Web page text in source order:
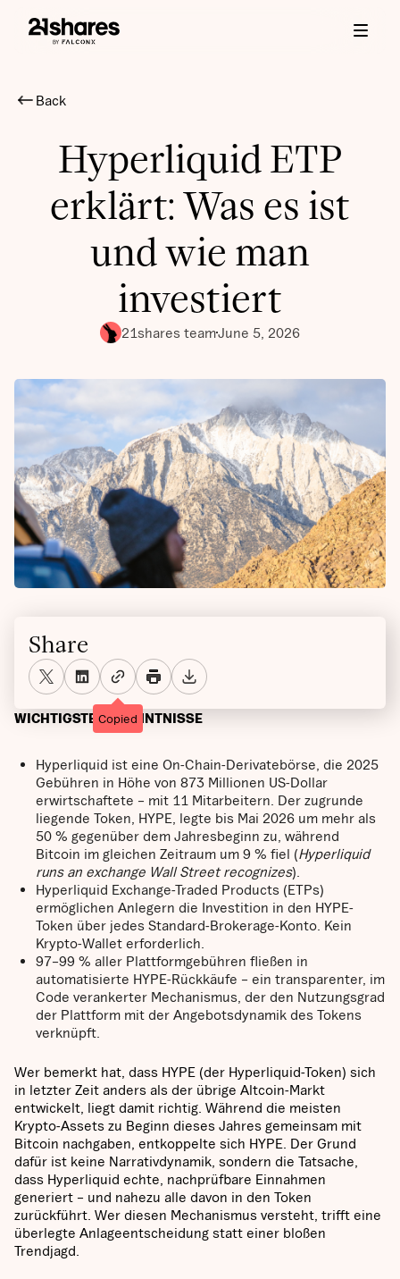
Back
Hyperliquid ETP
erklärt: Was es ist
und wie man
investiert
21shares teamJune 5, 2026
WICHTIGSTE ERKENNTNISSE
Hyperliquid ist eine On-Chain-Derivatebörse, die 2025
Gebühren in Höhe von 873 Millionen US-Dollar
erwirtschaftete – mit 11 Mitarbeitern. Der zugrunde
liegende Token, HYPE, legte bis Mai 2026 um mehr als
50 % gegenüber dem Jahresbeginn zu, während
Bitcoin im gleichen Zeitraum um 9 % fiel (Hyperliquid
runs an exchange Wall Street recognizes).
Hyperliquid Exchange-Traded Products (ETPs)
ermöglichen Anlegern die Investition in den HYPE-
Token über jedes Standard-Brokerage-Konto. Kein
Krypto-Wallet erforderlich.
97–99 % aller Plattformgebühren fließen in
automatisierte HYPE-Rückkäufe – ein transparenter, im
Code verankerter Mechanismus, der den Nutzungsgrad
der Plattform mit der Angebotsdynamik des Tokens
verknüpft.
Wer bemerkt hat, dass HYPE (der Hyperliquid-Token) sich
in letzter Zeit anders als der übrige Altcoin-Markt
entwickelt, liegt damit richtig. Während die meisten
Krypto-Assets zu Beginn dieses Jahres gemeinsam mit
Bitcoin nachgaben, entkoppelte sich HYPE. Der Grund
dafür ist keine Narrativdynamik, sondern die Tatsache,
dass Hyperliquid echte, nachprüfbare Einnahmen
generiert – und nahezu alle davon in den Token
zurückführt. Wer diesen Mechanismus versteht, trifft eine
überlegte Anlageentscheidung statt einer bloßen
Trendjagd.
Share
Copied